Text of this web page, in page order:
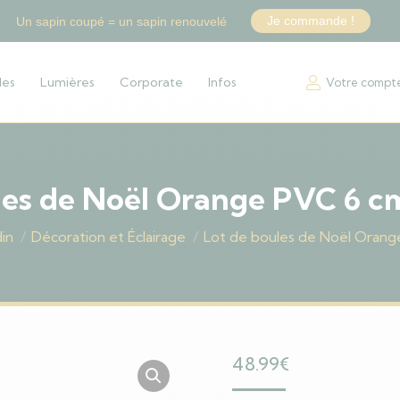
Lumières Corporate Infos Votre
de Noël Orange PVC 6
Décoration et Éclairage Lot de boules de Noël
48.99€
Un sapin coupé = un sapin renouvelé Je commande !